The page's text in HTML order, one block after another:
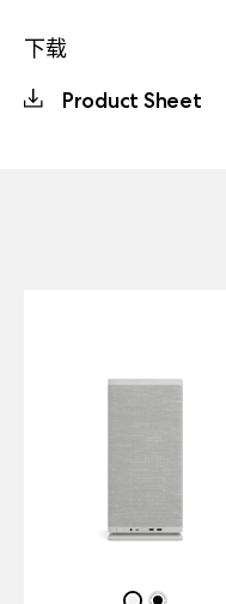
下载
Product Sheet